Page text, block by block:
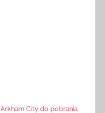
Arkham City do pobrania